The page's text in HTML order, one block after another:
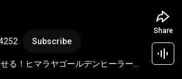
Subscribe
る！ヒマラヤゴールデンヒーラーマ
Share